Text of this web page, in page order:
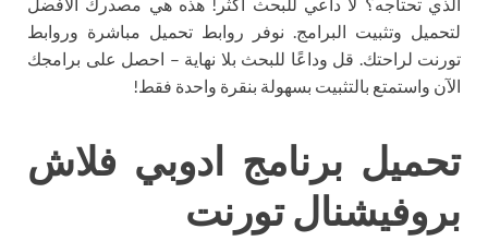
تحتاجه؟ لا داعي للبحث أكثر! هذه هي مصدرك الأفضل
وتثبيت البرامج. نوفر روابط تحميل مباشرة وروابط
لراحتك. قل وداعًا للبحث بلا نهاية – احصل على برامجك
واستمتع بالتثبيت بسهولة بنقرة واحدة فقط!
برنامج ادوبي فلاش
تورنت